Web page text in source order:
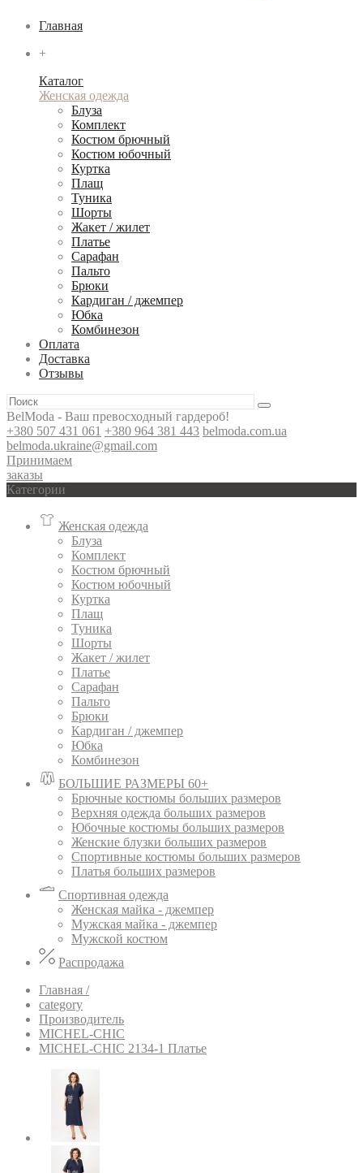
Главная
+
Каталог
Женская одежда
Блуза
Комплект
Костюм брючный
Костюм юбочный
Куртка
Плащ
Туника
Шорты
Жакет / жилет
Платье
Сарафан
Пальто
Брюки
Кардиган / джемпер
Юбка
Комбинезон
Оплата
Доставка
Отзывы
BelModa - Ваш превосходный гардероб!
+380 507 431 061 +380 964 381 443 belmoda.com.ua
belmoda.ukraine@gmail.com
Принимаем
заказы
Категории
Женская одежда
Блуза
Комплект
Костюм брючный
Костюм юбочный
Куртка
Плащ
Туника
Шорты
Жакет / жилет
Платье
Сарафан
Пальто
Брюки
Кардиган / джемпер
Юбка
Комбинезон
БОЛЬШИЕ РАЗМЕРЫ 60+
Брючные костюмы больших размеров
Верхняя одежда больших размеров
Юбочные костюмы больших размеров
Женские блузки больших размеров
Спортивные костюмы больших размеров
Платья больших размеров
Спортивная одежда
Женская майка - джемпер
Мужская майка - джемпер
Мужской костюм
Распродажа
Главная /
category
Производитель
MICHEL-CHIC
MICHEL-CHIC 2134-1 Платье